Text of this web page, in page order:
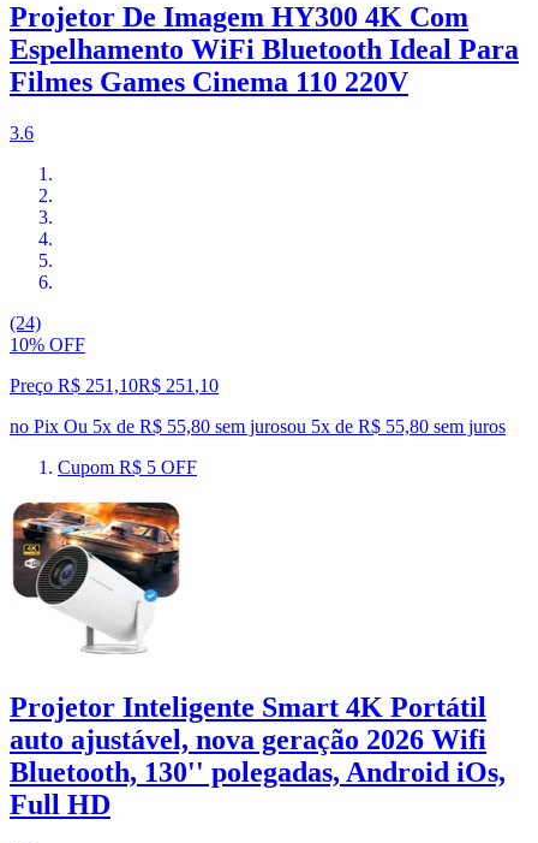
Projetor De Imagem HY300 4K Com
Espelhamento WiFi Bluetooth Ideal Para
Filmes Games Cinema 110 220V
3.6
(24)
10% OFF
Preço R$ 251,10R$ 251 ,10
no Pix Ou 5x de R$ 55,80 sem jurosou 5x de R$ 55,80 sem juros
Cupom R$ 5 OFF
Projetor Inteligente Smart 4K Portátil
auto ajustável, nova geração 2026 Wifi
Bluetooth, 130'' polegadas, Android iOs,
Full HD